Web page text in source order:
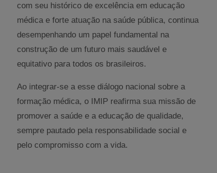
com seu histórico de excelência em educação
médica e forte atuação na saúde pública, continua
desempenhando um papel fundamental na
construção de um futuro mais saudável e
equitativo para todos os brasileiros.
Ao integrar-se a esse diálogo nacional sobre a
formação médica, o IMIP reafirma sua missão de
promover a saúde e a educação de qualidade,
sempre pautado pela responsabilidade social e
pelo compromisso com a vida.